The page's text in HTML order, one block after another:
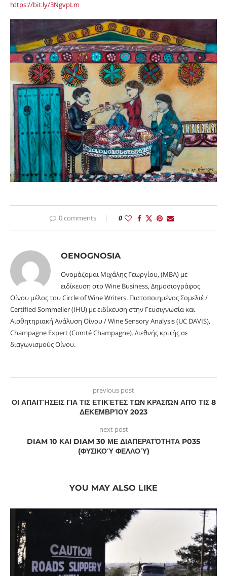
https://bit.ly/3NgvpLm
0 comments 0
OENOGNOSIA
Ονομάζομαι Μιχάλης Γεωργίου, (MBA) με
ειδίκευση στο Wine Business, Δημοσιογράφος
Οίνου μέλος του Circle of Wine Writers. Πιστοποιημένος Σομελιέ /
Certified Sommelier (IHU) με ειδίκευση στην Γευσιγνωσία και
Αισθητηριακή Ανάλυση Οίνου / Wine Sensory Analysis (UC DAVIS),
Champagne Expert (Comté Champagne). Διεθνής κριτής σε
διαγωνισμούς Οίνου.
previous post
ΟΙ ΑΠΑΙΤΉΣΕΙΣ ΓΙΑ ΤΙΣ ΕΤΙΚΈΤΕΣ ΤΩΝ ΚΡΑΣΙΏΝ ΑΠΌ ΤΙΣ 8
ΔΕΚΕΜΒΡΊΟΥ 2023
next post
DIAM 10 ΚΑΙ DIAM 30 ΜΕ ΔΙΑΠΕΡΑΤΌΤΗΤΑ P035
(ΦΥΣΙΚΟΎ ΦΕΛΛΟΎ)
YOU MAY ALSO LIKE